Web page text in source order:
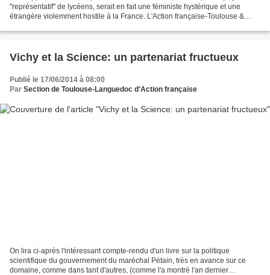
"représentatif" de lycéens, serait en fait une féministe hystérique et une
étrangère violemment hostile à la France. L'Action française-Toulouse &
Vichy et la Science: un partenariat fructueux
Publié le 17/06/2014 à 08:00
Par Section de Toulouse-Languedoc d'Action française
On lira ci-après l'intéressant compte-rendu d'un livre sur la politique
scientifique du gouvernement du maréchal Pétain, très en avance sur ce
domaine, comme dans tant d'autres, (comme l'a montré l'an dernier